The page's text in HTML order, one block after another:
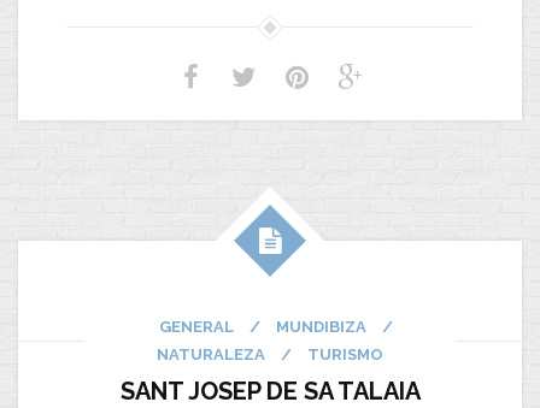
GENERAL / MUNDIBIZA
/
NATURALEZA
/ TURISMO
SANT JOSEP DE SA TALAIA